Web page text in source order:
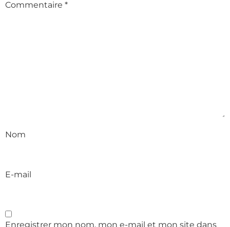
Commentaire *
Nom
E-mail
Enregistrer mon nom, mon e-mail et mon site dans